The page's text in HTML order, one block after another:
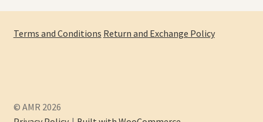
Terms and Conditions Return and Exchange Policy
© AMR 2026